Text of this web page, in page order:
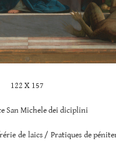
122 X 157
San Michele dei diciplini
de laics / Pratiques de